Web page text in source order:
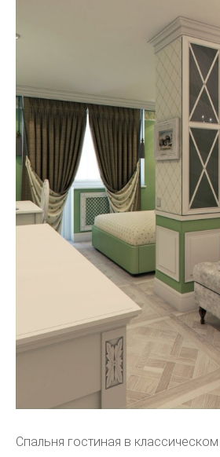
Спальня гостиная в классическом